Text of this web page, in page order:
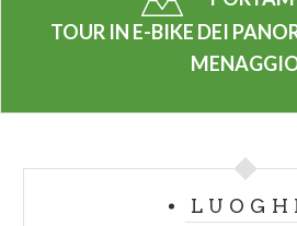
TOUR IN E-BIKE DEI